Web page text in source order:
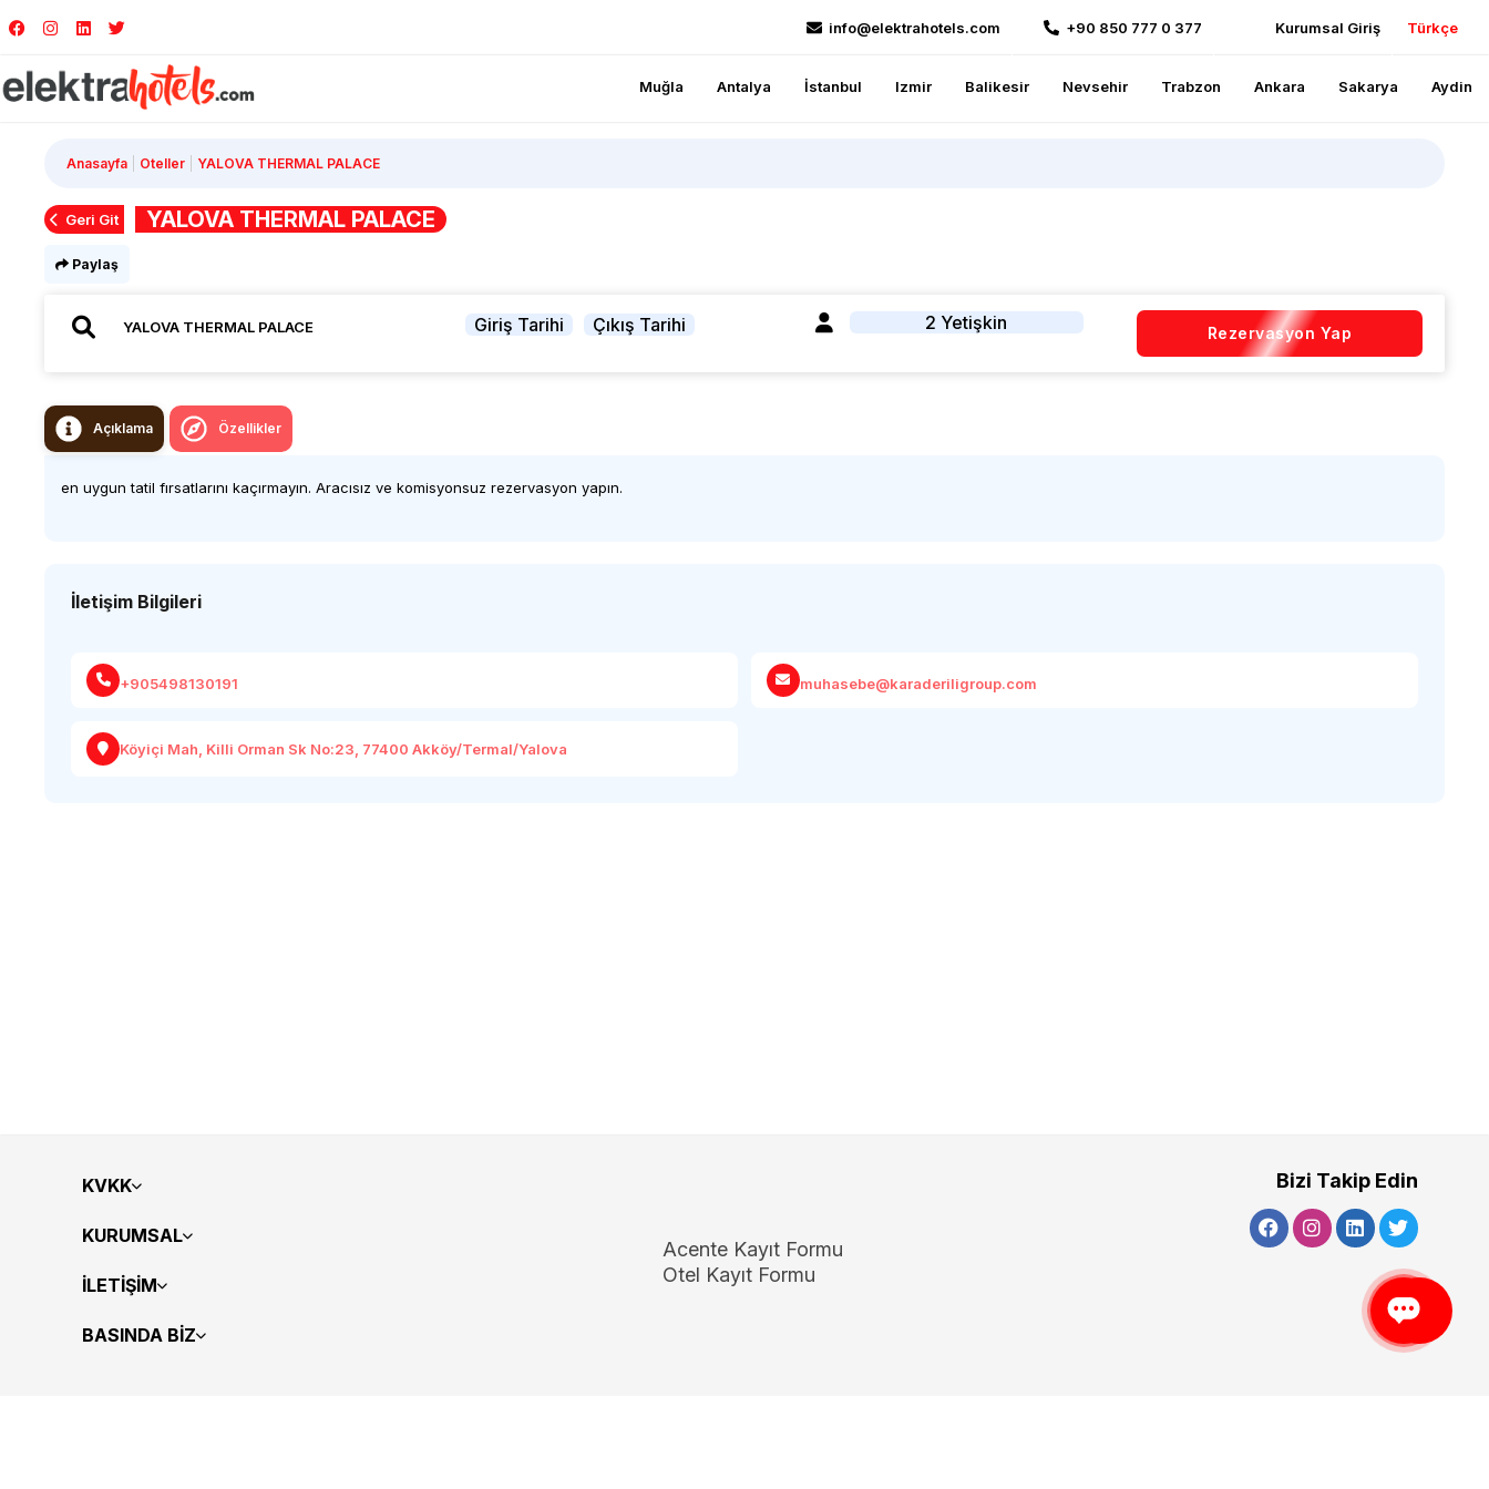
info@elektrahotels.com +90 850 777 0 377 Kurumsal Giriş Türkçe
Muğla Antalya İstanbul Izmir Balikesir Nevsehir Trabzon Ankara Sakarya Aydin
Anasayfa Oteller YALOVA THERMAL PALACE
Geri Git YALOVA THERMAL PALACE
Paylaş
Giriş Tarihi Çıkış Tarihi 2 Yetişkin Rezervasyon Yap
Açıklama Özellikler
en uygun tatil fırsatlarını kaçırmayın. Aracısız ve komisyonsuz rezervasyon yapın.
İletişim Bilgileri
+905498130191 muhasebe@karaderiligroup.com
Köyiçi Mah, Killi Orman Sk No:23, 77400 Akköy/Termal/Yalova
KVKK
KURUMSAL
İLETİŞİM
BASINDA BİZ
Acente Kayıt Formu
Otel Kayıt Formu
Bizi Takip Edin